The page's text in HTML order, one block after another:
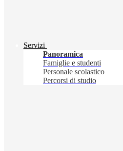
Servizi
Panoramica
Famiglie e studenti
Personale scolastico
Percorsi di studio